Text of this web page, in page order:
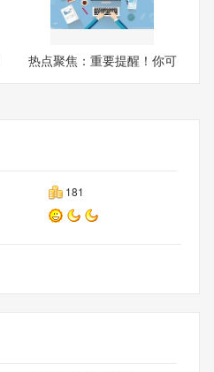
热点聚焦：重要提醒！你可
181